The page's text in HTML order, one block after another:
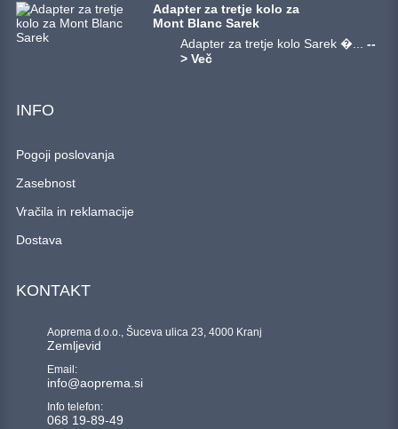
Adapter za tretje kolo za
Mont Blanc Sarek
Adapter za tretje kolo Sarek �...--
> Več
INFO
Pogoji poslovanja
Zasebnost
Vračila in reklamacije
Dostava
KONTAKT
Aoprema d.o.o., Šuceva ulica 23, 4000 Kranj
Zemljevid
Email:
info@aoprema.si
Info telefon:
068 19-89-49